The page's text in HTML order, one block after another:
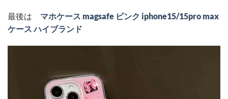
最後は マホケース magsafe ピンク iphone15/15pro max
ケース ハイブランド